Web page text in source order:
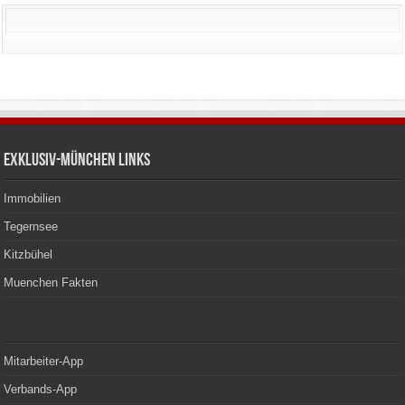
Exklusiv-München Links
Immobilien
Tegernsee
Kitzbühel
Muenchen Fakten
Mitarbeiter-App
Verbands-App